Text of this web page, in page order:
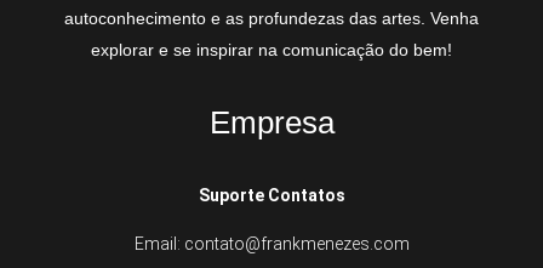
autoconhecimento e as profundezas das artes. Venha
explorar e se inspirar na comunicação do bem!
Empresa
Suporte Contatos
Email: contato@frankmenezes.com